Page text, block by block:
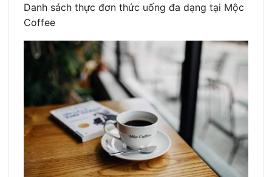
Danh sách thực đơn thức uống đa dạng tại Mộc
Coffee